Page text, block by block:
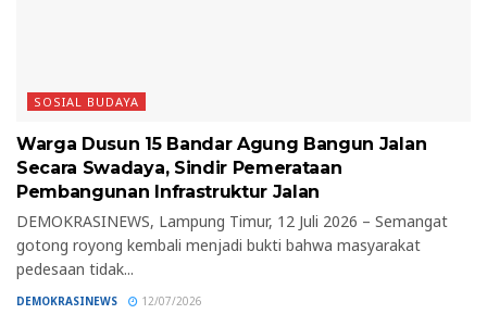
SOSIAL BUDAYA
Warga Dusun 15 Bandar Agung Bangun Jalan
Secara Swadaya, Sindir Pemerataan
Pembangunan Infrastruktur Jalan
DEMOKRASINEWS, Lampung Timur, 12 Juli 2026 – Semangat
gotong royong kembali menjadi bukti bahwa masyarakat
pedesaan tidak...
DEMOKRASINEWS 12/07/2026